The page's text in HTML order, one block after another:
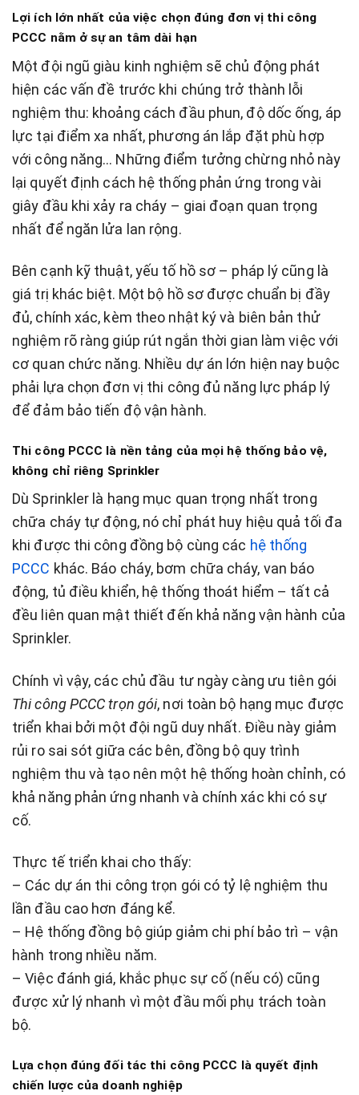
Lợi ích lớn nhất của việc chọn đúng đơn vị thi công
PCCC nằm ở sự an tâm dài hạn
Một đội ngũ giàu kinh nghiệm sẽ chủ động phát
hiện các vấn đề trước khi chúng trở thành lỗi
nghiệm thu: khoảng cách đầu phun, độ dốc ống, áp
lực tại điểm xa nhất, phương án lắp đặt phù hợp
với công năng… Những điểm tưởng chừng nhỏ này
lại quyết định cách hệ thống phản ứng trong vài
giây đầu khi xảy ra cháy – giai đoạn quan trọng
nhất để ngăn lửa lan rộng.
Bên cạnh kỹ thuật, yếu tố hồ sơ – pháp lý cũng là
giá trị khác biệt. Một bộ hồ sơ được chuẩn bị đầy
đủ, chính xác, kèm theo nhật ký và biên bản thử
nghiệm rõ ràng giúp rút ngắn thời gian làm việc với
cơ quan chức năng. Nhiều dự án lớn hiện nay buộc
phải lựa chọn đơn vị thi công đủ năng lực pháp lý
để đảm bảo tiến độ vận hành.
Thi công PCCC là nền tảng của mọi hệ thống bảo vệ,
không chỉ riêng Sprinkler
Dù Sprinkler là hạng mục quan trọng nhất trong
chữa cháy tự động, nó chỉ phát huy hiệu quả tối đa
khi được thi công đồng bộ cùng các hệ thống
PCCC khác. Báo cháy, bơm chữa cháy, van báo
động, tủ điều khiển, hệ thống thoát hiểm – tất cả
đều liên quan mật thiết đến khả năng vận hành của
Sprinkler.
Chính vì vậy, các chủ đầu tư ngày càng ưu tiên gói
Thi công PCCC trọn gói, nơi toàn bộ hạng mục được
triển khai bởi một đội ngũ duy nhất. Điều này giảm
rủi ro sai sót giữa các bên, đồng bộ quy trình
nghiệm thu và tạo nên một hệ thống hoàn chỉnh, có
khả năng phản ứng nhanh và chính xác khi có sự
cố.
Thực tế triển khai cho thấy:
– Các dự án thi công trọn gói có tỷ lệ nghiệm thu
lần đầu cao hơn đáng kể.
– Hệ thống đồng bộ giúp giảm chi phí bảo trì – vận
hành trong nhiều năm.
– Việc đánh giá, khắc phục sự cố (nếu có) cũng
được xử lý nhanh vì một đầu mối phụ trách toàn
bộ.
Lựa chọn đúng đối tác thi công PCCC là quyết định
chiến lược của doanh nghiệp